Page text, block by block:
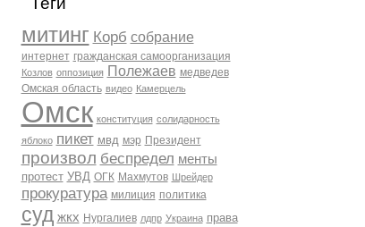
митинг Корб собрание
интернет гражданская самоорганизация
Козлов оппозиция Полежаев медведев
Омская область видео Камерцель
Омск конституция солидарность
яблоко пикет мвд мэр Президент
произвол беспредел менты
протест УВД ОГК Махмутов Шрейдер
прокуратура милиция политика
суд жкх Нургалиев лдпр Украина права